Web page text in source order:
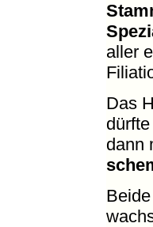
aller
Das
dann